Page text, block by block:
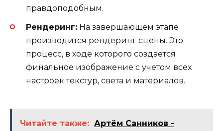
правдоподобным.
Рендеринг: На завершающем этапе
производится рендеринг сцены. Это
процесс, в ходе которого создается
финальное изображение с учетом всех
настроек текстур, света и материалов.
Читайте также: Артём Санников -